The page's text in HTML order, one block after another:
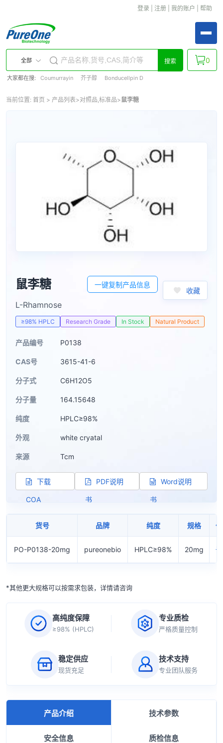
登录 注册 我的账户 帮助
全部 搜索
大家都在搜: Coumurrayin 芥子醇 Bonducellpin D
0
当前位置: 首页 > 产品列表>对照品,标准品>鼠李糖
鼠李糖 一键复制产品信息
收藏
L-Rhamnose
≥98% HPLC Research Grade In Stock Natural Product
产品编号 P0138
CAS号 3615-41-6
分子式 C6H12O5
分子量 164.15648
纯度 HPLC≥98%
外观 white cryatal
来源 Tcm
下载
COA
PDF说明
书
Word说明
书
货号 品牌 纯度 规格
PO-P0138-20mg pureonebio HPLC≥98% 20mg
*其他更大规格可以按需求包装，详情请咨询
高纯度保障
≥98% (HPLC)
专业质检
严格质量控制
稳定供应
现货充足
技术支持
专业团队服务
产品介绍 技术参数
安全信息 质检信息